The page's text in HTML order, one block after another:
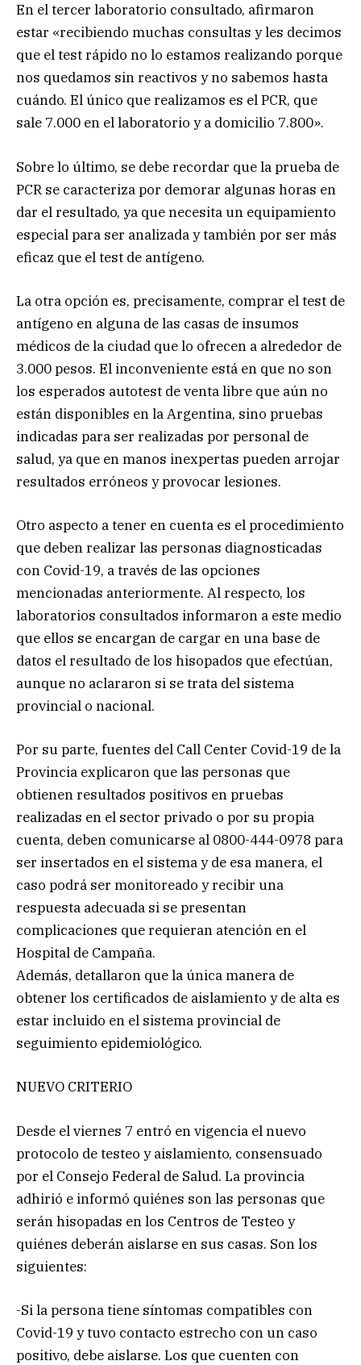
En el tercer laboratorio consultado, afirmaron
estar «recibiendo muchas consultas y les decimos
que el test rápido no lo estamos realizando porque
nos quedamos sin reactivos y no sabemos hasta
cuándo. El único que realizamos es el PCR, que
sale 7.000 en el laboratorio y a domicilio 7.800».
Sobre lo último, se debe recordar que la prueba de
PCR se caracteriza por demorar algunas horas en
dar el resultado, ya que necesita un equipamiento
especial para ser analizada y también por ser más
eficaz que el test de antígeno.
La otra opción es, precisamente, comprar el test de
antígeno en alguna de las casas de insumos
médicos de la ciudad que lo ofrecen a alrededor de
3.000 pesos. El inconveniente está en que no son
los esperados autotest de venta libre que aún no
están disponibles en la Argentina, sino pruebas
indicadas para ser realizadas por personal de
salud, ya que en manos inexpertas pueden arrojar
resultados erróneos y provocar lesiones.
Otro aspecto a tener en cuenta es el procedimiento
que deben realizar las personas diagnosticadas
con Covid-19, a través de las opciones
mencionadas anteriormente. Al respecto, los
laboratorios consultados informaron a este medio
que ellos se encargan de cargar en una base de
datos el resultado de los hisopados que efectúan,
aunque no aclararon si se trata del sistema
provincial o nacional.
Por su parte, fuentes del Call Center Covid-19 de la
Provincia explicaron que las personas que
obtienen resultados positivos en pruebas
realizadas en el sector privado o por su propia
cuenta, deben comunicarse al 0800-444-0978 para
ser insertados en el sistema y de esa manera, el
caso podrá ser monitoreado y recibir una
respuesta adecuada si se presentan
complicaciones que requieran atención en el
Hospital de Campaña.
Además, detallaron que la única manera de
obtener los certificados de aislamiento y de alta es
estar incluido en el sistema provincial de
seguimiento epidemiológico.
NUEVO CRITERIO
Desde el viernes 7 entró en vigencia el nuevo
protocolo de testeo y aislamiento, consensuado
por el Consejo Federal de Salud. La provincia
adhirió e informó quiénes son las personas que
serán hisopadas en los Centros de Testeo y
quiénes deberán aislarse en sus casas. Son los
siguientes:
-Si la persona tiene síntomas compatibles con
Covid-19 y tuvo contacto estrecho con un caso
positivo, debe aislarse. Los que cuenten con